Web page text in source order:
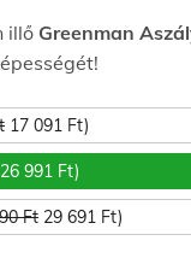
illő Greenman
17 091 Ft)
26 991 Ft)
Ft 29 691 Ft)